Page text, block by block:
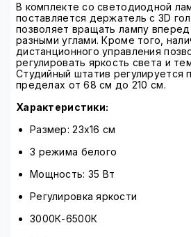
В комплекте со светодиодной
поставляется держатель с 3D
позволяет вращать лампу
разными углами. Кроме того,
дистанционного управления
регулировать яркость света и
Студийный штатив регулируется
пределах от 68 см до 210 см.
Характеристики:
Размер: 23х16 см
3 режима белого
Мощность: 35 Вт
Регулировка яркости
3000К-6500К